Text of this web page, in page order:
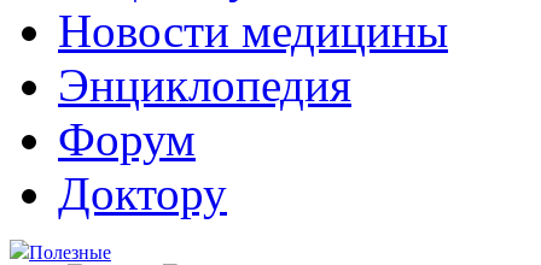
Новости медицины
Энциклопедия
Форум
Доктору
Полезные